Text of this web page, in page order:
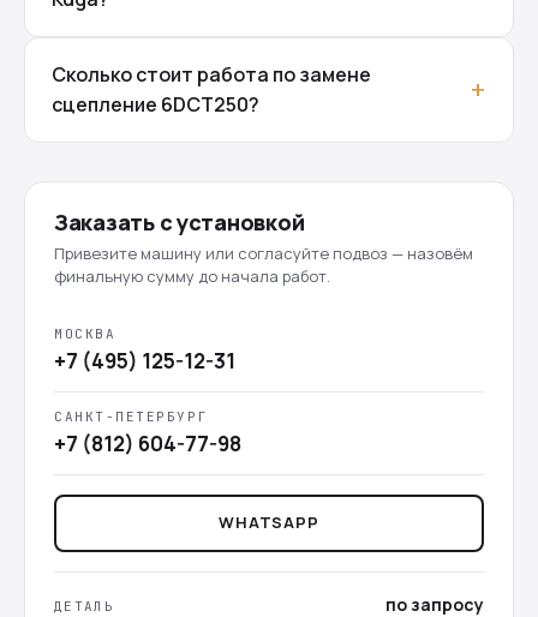
Сколько стоит работа по замене
сцепление 6DCT250?
Заказать с установкой
Привезите машину или согласуйте подвоз — назовём
финальную сумму до начала работ.
МОСКВА
+7 (495) 125-12-31
САНКТ-ПЕТЕРБУРГ
+7 (812) 604-77-98
WHATSAPP
ДЕТАЛЬ по запросу